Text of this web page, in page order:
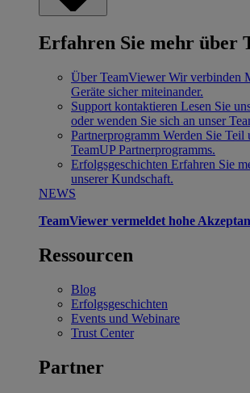
Erfahren Sie mehr über
Über TeamViewer Wir verbinden
Geräte sicher miteinander.
Support kontaktieren Lesen Sie
oder wenden Sie sich an unser
Partnerprogramm Werden Sie Teil
TeamUP Partnerprogramms.
Erfolgsgeschichten Erfahren Sie
unserer Kundschaft.
NEWS
TeamViewer vermeldet hohe
Ressourcen
Blog
Erfolgsgeschichten
Events und Webinare
Trust Center
Partner